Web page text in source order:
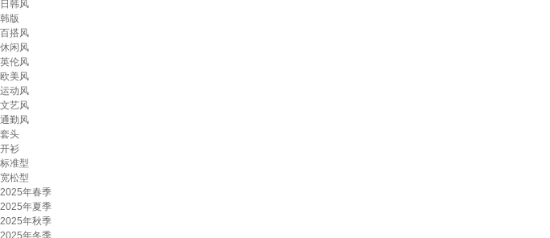
日韩风
韩版
百搭风
休闲风
英伦风
欧美风
运动风
文艺风
通勤风
套头
开衫
标准型
宽松型
2025年春季
2025年夏季
2025年秋季
2025年冬季